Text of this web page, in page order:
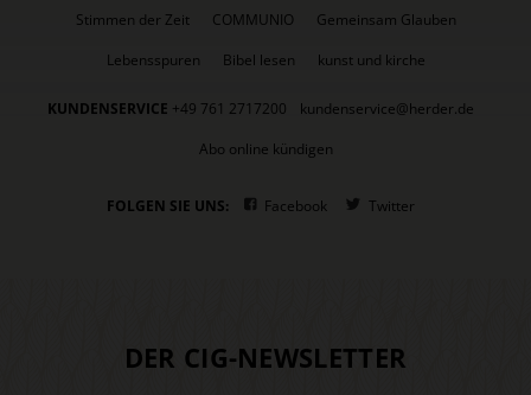
Stimmen der Zeit
COMMUNIO
Gemeinsam Glauben
Lebensspuren
Bibel lesen kunst und kirche
KUNDENSERVICE +49 761 2717200
kundenservice@herder.de
Abo online kündigen
FOLGEN SIE UNS: Facebook Twitter
DER CIG-NEWSLETTER